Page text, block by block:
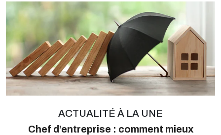
ACTUALITÉ À LA UNE
Chef d’entreprise : comment mieux